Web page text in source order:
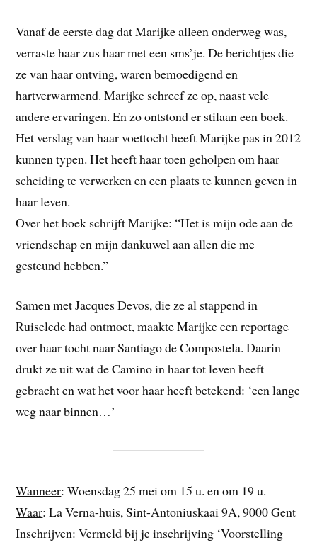
Vanaf de eerste dag dat Marijke alleen onderweg was,
verraste haar zus haar met een sms’je. De berichtjes die
ze van haar ontving, waren bemoedigend en
hartverwarmend. Marijke schreef ze op, naast vele
andere ervaringen. En zo ontstond er stilaan een boek.
Het verslag van haar voettocht heeft Marijke pas in 2012
kunnen typen. Het heeft haar toen geholpen om haar
scheiding te verwerken en een plaats te kunnen geven in
haar leven.
Over het boek schrijft Marijke: “Het is mijn ode aan de
vriendschap en mijn dankuwel aan allen die me
gesteund hebben.”
Samen met Jacques Devos, die ze al stappend in
Ruiselede had ontmoet, maakte Marijke een reportage
over haar tocht naar Santiago de Compostela. Daarin
drukt ze uit wat de Camino in haar tot leven heeft
gebracht en wat het voor haar heeft betekend: ‘een lange
weg naar binnen…’
Wanneer: Woensdag 25 mei om 15 u. en om 19 u.
Waar: La Verna-huis, Sint-Antoniuskaai 9A, 9000 Gent
Inschrijven: Vermeld bij je inschrijving ‘Voorstelling